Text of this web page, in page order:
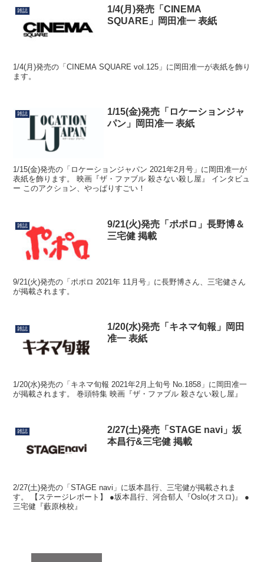
雑誌
1/4(月)発売「CINEMA
SQUARE」岡田准一 表紙
1/4(月)発売の「CINEMA SQUARE vol.125」に岡田准一が表紙を飾り
ます。
雑誌
1/15(金)発売「ロケーションジャ
パン」岡田准一 表紙
1/15(金)発売の「ロケーションジャパン 2021年2月号」に岡田准一が
表紙を飾ります。 映画『ザ・ファブル 殺さない殺し屋』 インタビュ
ー このアクション、やっぱりすごい！
雑誌
9/21(火)発売「ポポロ」長野博＆
三宅健 掲載
9/21(火)発売の「ポポロ 2021年 11月号」に長野博さん、三宅健さん
が掲載されます。
雑誌
1/20(水)発売「キネマ旬報」岡田
准一 表紙
1/20(水)発売の「キネマ旬報 2021年2月上旬号 No.1858」に岡田准一
が掲載されます。 巻頭特集 映画『ザ・ファブル 殺さない殺し屋』
雑誌
2/27(土)発売「STAGE navi」坂
本昌行&三宅健 掲載
2/27(土)発売の「STAGE navi」に坂本昌行、三宅健が掲載されま
す。 【ステージレポート】 ●坂本昌行、河合郁人『Oslo(オスロ)』 ●
三宅健『藪原検校』